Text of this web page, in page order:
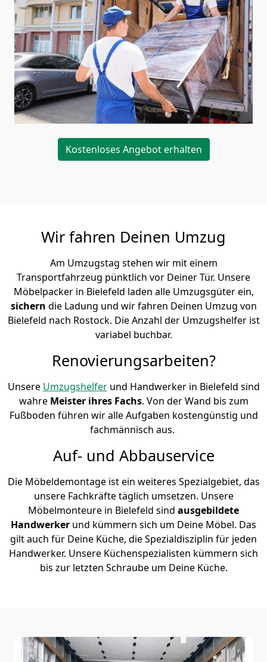
Kostenloses Angebot erhalten
Wir fahren Deinen Umzug
Am Umzugstag stehen wir mit einem
Transportfahrzeug pünktlich vor Deiner Tür. Unsere
Möbelpacker in Bielefeld laden alle Umzugsgüter ein,
sichern die Ladung und wir fahren Deinen Umzug von
Bielefeld nach Rostock. Die Anzahl der Umzugshelfer ist
variabel buchbar.
Renovierungsarbeiten?
Unsere Umzugshelferund Handwerker in Bielefeld sind
wahre Meister ihres Fachs. Von der Wand bis zum
Fußboden führen wir alle Aufgaben kostengünstig und
fachmännisch aus.
Auf- und Abbauservice
Die Möbeldemontage ist ein weiteres Spezialgebiet, das
unsere Fachkräfte täglich umsetzen. Unsere
Möbelmonteure in Bielefeld sind ausgebildete
Handwerker und kümmern sich um Deine Möbel. Das
gilt auch für Deine Küche, die Spezialdisziplin für jeden
Handwerker. Unsere Küchenspezialisten kümmern sich
bis zur letzten Schraube um Deine Küche.